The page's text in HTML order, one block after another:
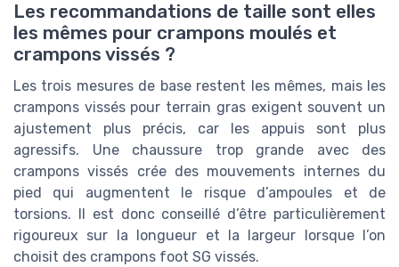
Les recommandations de taille sont elles
les mêmes pour crampons moulés et
crampons vissés ?
Les trois mesures de base restent les mêmes, mais les
crampons vissés pour terrain gras exigent souvent un
ajustement plus précis, car les appuis sont plus
agressifs. Une chaussure trop grande avec des
crampons vissés crée des mouvements internes du
pied qui augmentent le risque d’ampoules et de
torsions. Il est donc conseillé d’être particulièrement
rigoureux sur la longueur et la largeur lorsque l’on
choisit des crampons foot SG vissés.